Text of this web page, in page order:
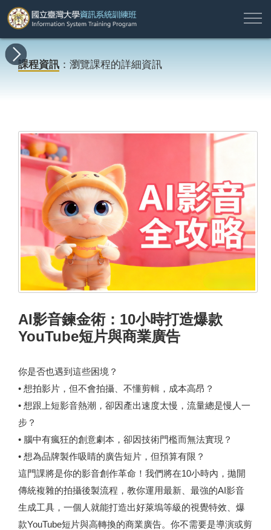
所
有
課
新
消
程
地
資
簡
業
名
名
資
於
本
願
專
註
入
課程資訊 ：瀏覽課程的詳細資訊
AI影音鍊金術：10小時打造爆款
YouTube短片與商業廣告
你是否也遇到這些困境？
• 想拍影片，但不會拍攝、不懂剪輯，成本高昂？
• 想跟上短影音熱潮，卻因產出速度太慢，流量總是慢人一
步？
• 腦中有瘋狂的創意劇本，卻因技術門檻而無法實現？
• 想為品牌製作吸睛的廣告短片，但預算有限？
這門課將是你的影音創作革命！我們將在10小時內，拋開
傳統複雜的拍攝後製流程，教你運用最新、最強的AI影音
生成工具，一個人就能打造出好萊塢等級的視覺特效、爆
款YouTube短片與高轉換的商業廣告。你不需要是導演或剪